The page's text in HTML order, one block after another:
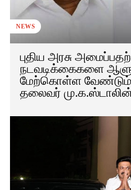
NEWS
புதிய அரசு
நடவடிக்கைகளை
மேற்கொள்ள வேண்டும்
தலைவர்